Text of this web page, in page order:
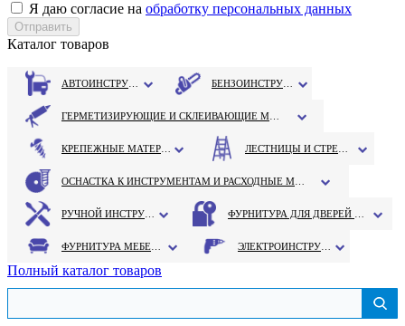
Я даю согласие на обработку персональных данных
Каталог товаров
Полный каталог товаров